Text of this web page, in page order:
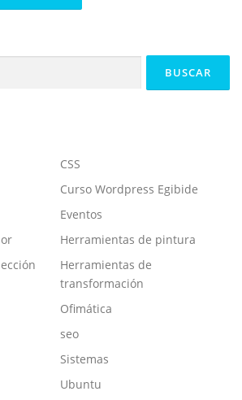
CSS
Curso Wordpress Egibide
Eventos
Herramientas de pintura
Herramientas de
transformación
Ofimática
seo
Sistemas
Ubuntu